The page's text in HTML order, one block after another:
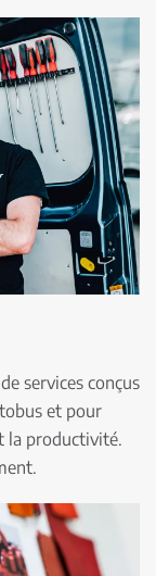
services conçus
et pour
la productivité.